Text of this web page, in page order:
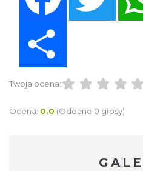
Twoja ocena:
Ocena: 0.0 (Oddano 0 głosy)